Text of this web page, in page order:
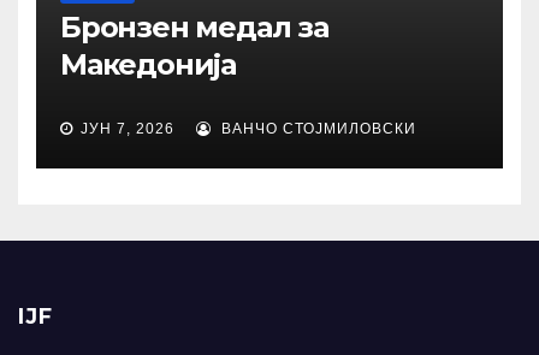
Бронзен медал за
Македонија
ЈУН 7, 2026 ВАНЧО СТОЈМИЛОВСКИ
IJF